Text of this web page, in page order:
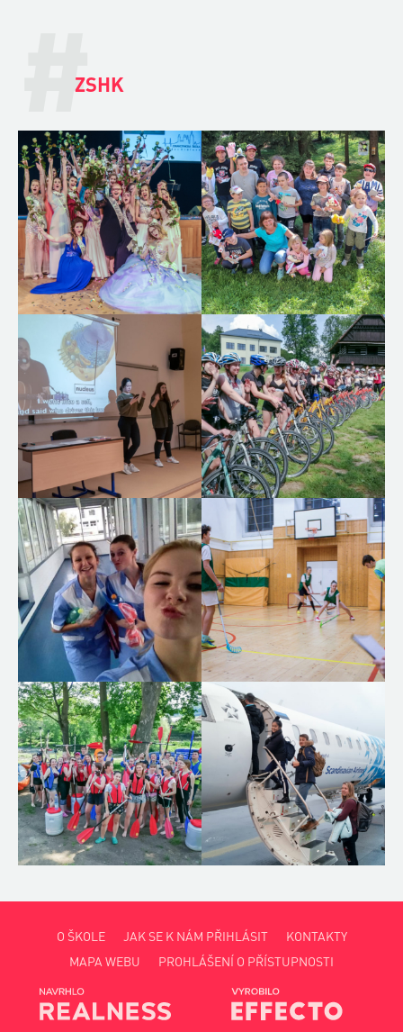
#
ZSHK
O ŠKOLE JAK SE K NÁM PŘIHLÁSIT
KONTAKTY
MAPA WEBU
PROHLÁŠENÍ O PŘÍSTUPNOSTI